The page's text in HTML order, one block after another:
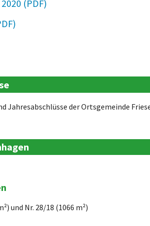
Jahresabschlüsse der Ortsgemeinde
und Nr. 28/18 (1066 m²)